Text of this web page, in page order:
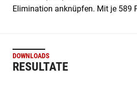
Elimination anknüpfen. Mit je 589
DOWNLOADS
RESULTATE